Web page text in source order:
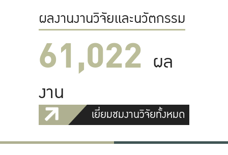
ผลงานงานวิจัยและนวัตกรรม
61,022 ผล
งาน
เยี่ยมชมงานวิจัยทั้งหมด